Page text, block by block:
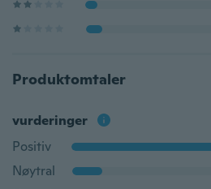
Produktomtaler
vurderinger
Positiv
Nøytral